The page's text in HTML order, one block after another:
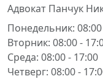
Адвокат Панчук
Понедельник:
Вторник: 08:00 -
Среда: 08:00 - 17:00
Четверг: 08:00 -